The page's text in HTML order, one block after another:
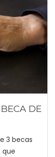
DE
3 becas
que